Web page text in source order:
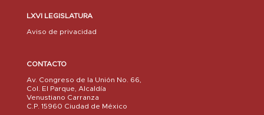
LXVI LEGISLATURA
Aviso de privacidad
CONTACTO
Av. Congreso de la Unión No. 66,
Col. El Parque, Alcaldía
Venustiano Carranza
C.P. 15960 Ciudad de México